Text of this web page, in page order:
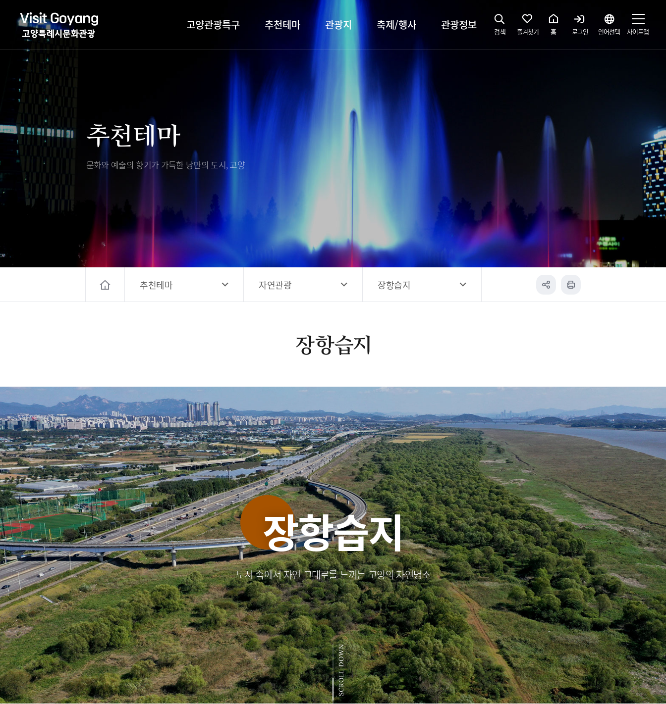
고양관광특구 추천테마
야경 나들이
자전거 나들이
도보관광 나들이
DMZ평화의길
행주산성
서오릉/서삼릉
장항습지
누리길
벚꽃명소
고양시 예술창작공간 새들
관광지 축제/행사
행사소개
프로그램 안내
관광정보
편의시설
오시는길
대표먹거리
전통시장
문화관광해설사 예약하기
해설사 공간
고양시관광협의회
고양컨벤션뷰로
경기관광
대한민국 구석구석
전자관광지도 다도라
관광안내홍보물
검색 즐겨찾기 홈 로그인 언어선택 사이트맵
추천테마
문화와 예술의 향기가 가득한 낭만의 도시, 고양
추천테마 자연관광 장항습지
장항습지
장항습지
도시 속에서 자연 그대로를 느끼는 고양의 자연명소
SCROLL DOWN